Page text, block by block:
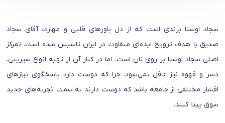
سجاد اوستا برندی است که از دل باورهای قلبی و مهارت آقای سجاد
صدیق با هدف ترویج ایده‌ای متفاوت در ایران تاسیس شده است. تمرکز
اصلی سجاد اوستا بر روی نان است. اما در کنار آن از تهیه انواع شیرینی،
دسر و قهوه نیز غافل نمی‌شود. چرا که دوست دارد پاسخگوی نیازهای
اقشار مختلفی از جامعه باشد که دوست دارند به سمت تجربه‌های جدید
سوق پیدا کنند.